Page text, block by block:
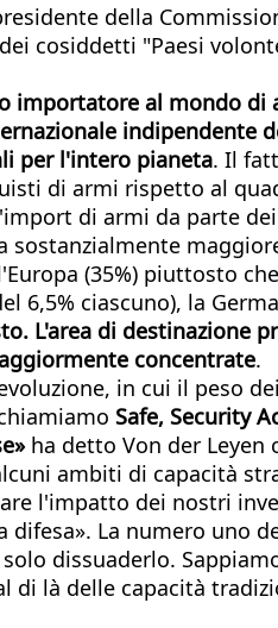
della
cosiddetti "Paesi
importatore al mondo
indipendente
per l'intero pianeta. Il
di armi rispetto al
di armi da parte
(35%) piuttosto
ciascuno), la
L'area di destinazione
concentrate.
in cui il peso
Safe, Security
ha detto Von der
ambiti di capacità
l'impatto dei nostri
La numero uno
dissuaderlo.
di là delle capacità